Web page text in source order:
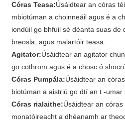
Córas Teasa:Úsáidtear an córas
mbiotúman a choinneáil agus é a
iondúil go bhfuil sé déanta suas de
breosla, agus malartóir teasa.
Agitator:Úsáidtear an agitator
go cothrom agus é a chosc ó
Córas Pumpála:Úsáidtear an
biotúman a aistriú go dtí an t -umar
Córas rialaithe:Úsáidtear an
monatóireacht a dhéanamh ar